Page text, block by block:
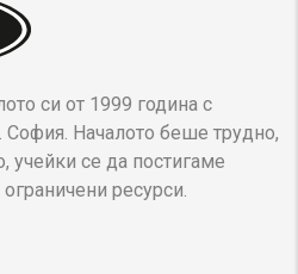
си от 1999 година с
София. Началото беше трудно,
учейки се да постигаме
ресурси.